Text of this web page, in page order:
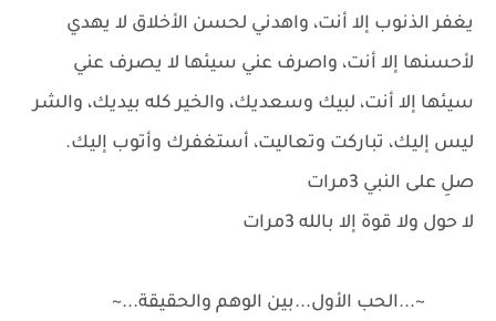
يغفر الذنوب إلا أنت، واهدني لحسن الأخلاق لا يهدي
لأحسنها إلا أنت، واصرف عني سيئها لا يصرف عني
سيئها إلا أنت، لبيك وسعديك، والخير كله بيديك، والشر
ليس إليك، تباركت وتعاليت، أستغفرك وأتوب إليك.
صلِ على النبي 3مرات
لا حول ولا قوة إلا بالله 3مرات
~...الحب الأول...بين الوهم والحقيقة...~